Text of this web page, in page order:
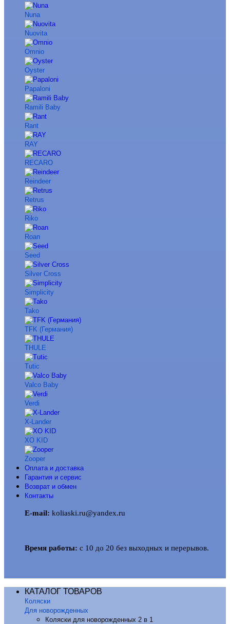
Nuna
Nuovita
Omnio
Oyster
Papaloni
Ramili Baby
Rant
RAY
RECARO
Reindeer
Retrus
Riko
Roan
Seed
Silver Cross
Simplicity
Tako
TFK (Германия)
THULE
Tutic
Valco Baby
Verdi
X-Lander
XO KID
Zooper
Оплата и доставка
Гарантия и сервис
Возврат и обмен
Контакты
E-mail: koliaski.ru@yandex.ru
Время работы: с 10 до 20 без выходных и перерывов.
КАТАЛОГ ТОВАРОВ
Коляски
Для новорожденных
Коляски для новорожденных 2 в 1